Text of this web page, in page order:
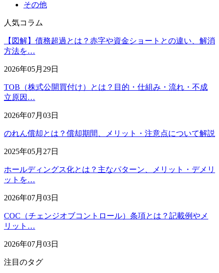
その他
人気コラム
【図解】債務超過とは？赤字や資金ショートとの違い、解消
方法を…
2026年05月29日
TOB（株式公開買付け）とは？目的・仕組み・流れ・不成
立原因…
2026年07月03日
のれん償却とは？償却期間、メリット・注意点について解説
2025年05月27日
ホールディングス化とは？主なパターン、メリット・デメリ
ットを…
2026年07月03日
COC（チェンジオブコントロール）条項とは？記載例やメ
リット…
2026年07月03日
注目のタグ